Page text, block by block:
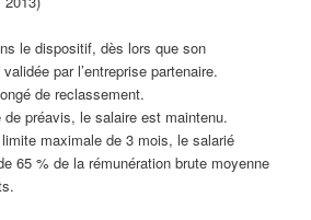
le dispositif, dès lors que son
par l’entreprise partenaire.
de reclassement.
préavis, le salaire est maintenu.
maximale de 3 mois, le salarié
65 % de la rémunération brute moyenne